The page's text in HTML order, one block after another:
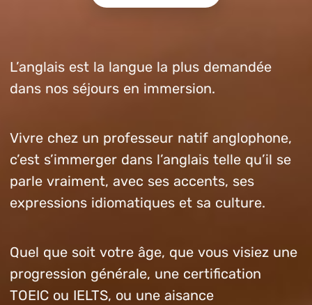
L’anglais est la langue la plus demandée
dans nos séjours en immersion.
Vivre chez un professeur natif anglophone,
c’est s’immerger dans l’anglais telle qu’il se
parle vraiment, avec ses accents, ses
expressions idiomatiques et sa culture.
Quel que soit votre âge, que vous visiez une
progression générale, une certification
TOEIC ou IELTS, ou une aisance